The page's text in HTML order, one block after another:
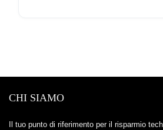
CHI SIAMO
Il tuo punto di riferimento per il risparmio